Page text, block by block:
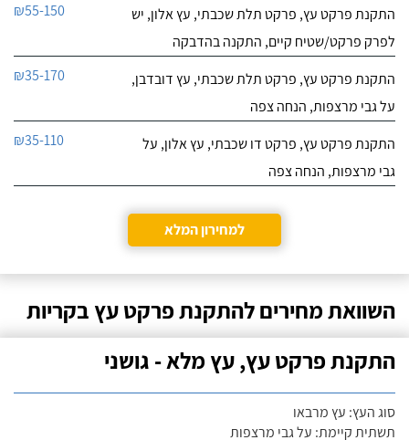
התקנת פרקט עץ, פרקט תלת שכבתי, עץ אלון, יש
לפרק פרקט/שטיח קיים, התקנה בהדבקה
₪55-150
התקנת פרקט עץ, פרקט תלת שכבתי, עץ דובדבן,
על גבי מרצפות, הנחה צפה
₪35-170
התקנת פרקט עץ, פרקט דו שכבתי, עץ אלון, על
גבי מרצפות, הנחה צפה
₪35-110
למחירון המלא
השוואת מחירים להתקנת פרקט עץ בקריות
התקנת פרקט עץ, עץ מלא - גושני
סוג העץ: עץ מרבאו
תשתית קיימת: על גבי מרצפות